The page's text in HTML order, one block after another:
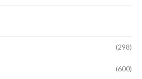
(298)
(600)